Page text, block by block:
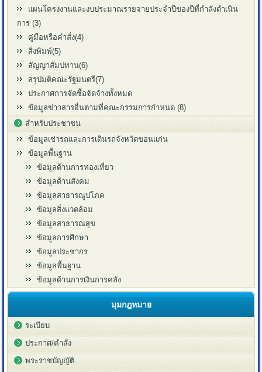
แผนโครงงานและงบประมาณรายจ่ายประจำปีของปีที่กำลังดำเนิน
การ (3)
คู่มือหรือคำสั่ง(4)
สิ่งพิมพ์(5)
สัญญาสัมปทาน(6)
สรุปมติคณะรัฐมนตรี(7)
ประกาศการจัดซื้อจัดจ้างทั้งหมด
ข้อมูลข่าวสารอื่นตามที่คณะกรรมการกำหนด (8)
สำหรับประชาชน
ข้อมูลเช่ารถและการเดินรถจังหวัดขอนแก่น
ข้อมูลพื้นฐาน
ข้อมูลด้านการท่องเที่ยว
ข้อมูลด้านสังคม
ข้อมูลสาธารณูปโภค
ข้อมูลสิ่งแวดล้อม
ข้อมูลสาธารณสุข
ข้อมูลการศึกษา
ข้อมูลประชากร
ข้อมูลพื้นฐาน
ข้อมูลด้านการเงินการคลัง
มุมกฎหมาย
ระเบียบ
ประกาศ/คำสั่ง
พระราชบัญญัติ